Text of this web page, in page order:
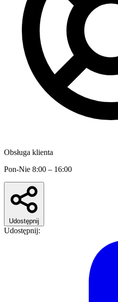
Obsługa klienta
Pon-Nie 8:00 – 16:00
Udostępnij
Udostępnij: